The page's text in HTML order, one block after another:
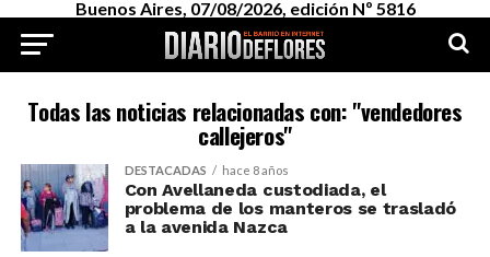
Buenos Aires, 07/08/2026, edición Nº 5816
Todas las noticias relacionadas con: "vendedores
callejeros"
DESTACADAS hace 8 años
Con Avellaneda custodiada, el
problema de los manteros se trasladó
a la avenida Nazca